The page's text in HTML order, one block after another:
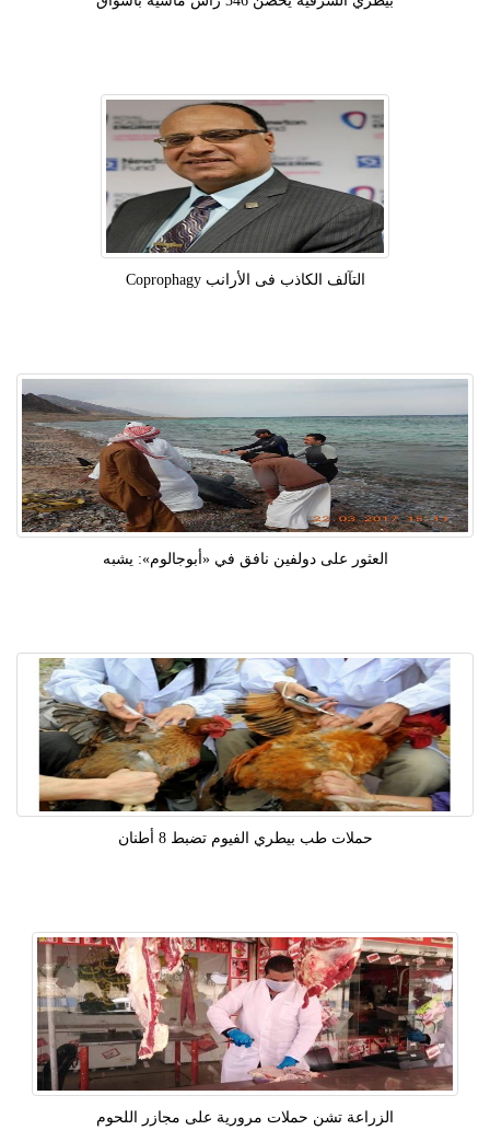
التآلف الكاذب فى الأرانب Coprophagy
العثور على دولفين نافق في «أبوجالوم»: يشبه
حملات طب بيطري الفيوم تضبط 8 أطنان
الزراعة تشن حملات مرورية على مجازر اللحوم